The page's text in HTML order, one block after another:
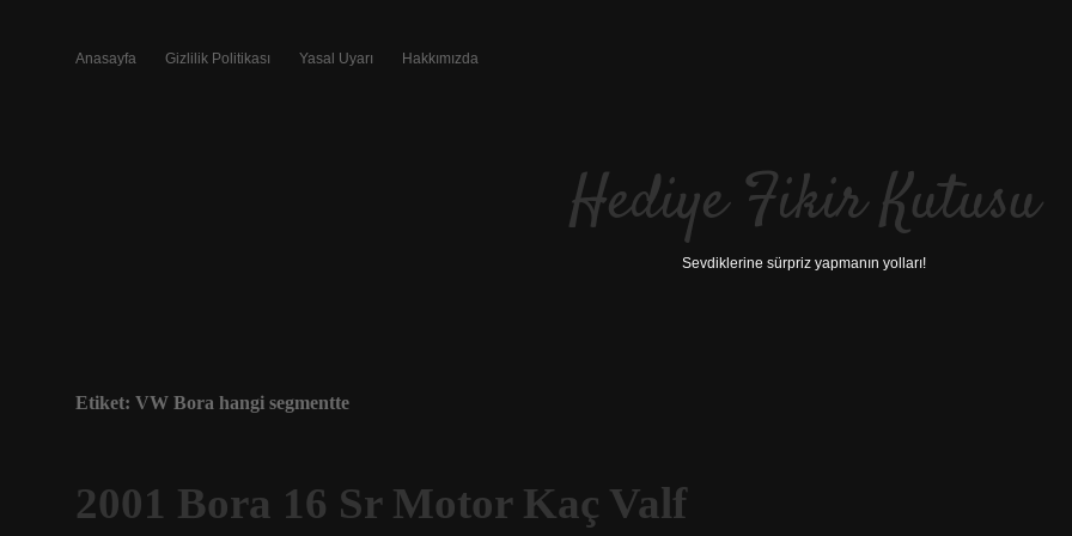
Anasayfa Gizlilik Politikası Yasal Uyarı Hakkımızda
Hediye Fikir Kutusu
Sevdiklerine sürpriz yapmanın yolları!
Etiket: VW Bora hangi segmentte
2001 Bora 16 Sr Motor Kaç Valf